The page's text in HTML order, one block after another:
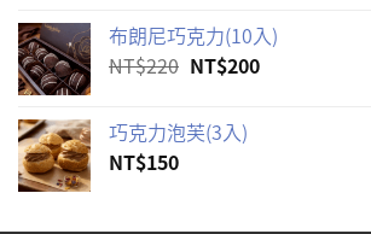
布朗尼巧克力(10入)
NT$220 原
格：
NT$200目
巧克力泡芙(3入)
NT$150